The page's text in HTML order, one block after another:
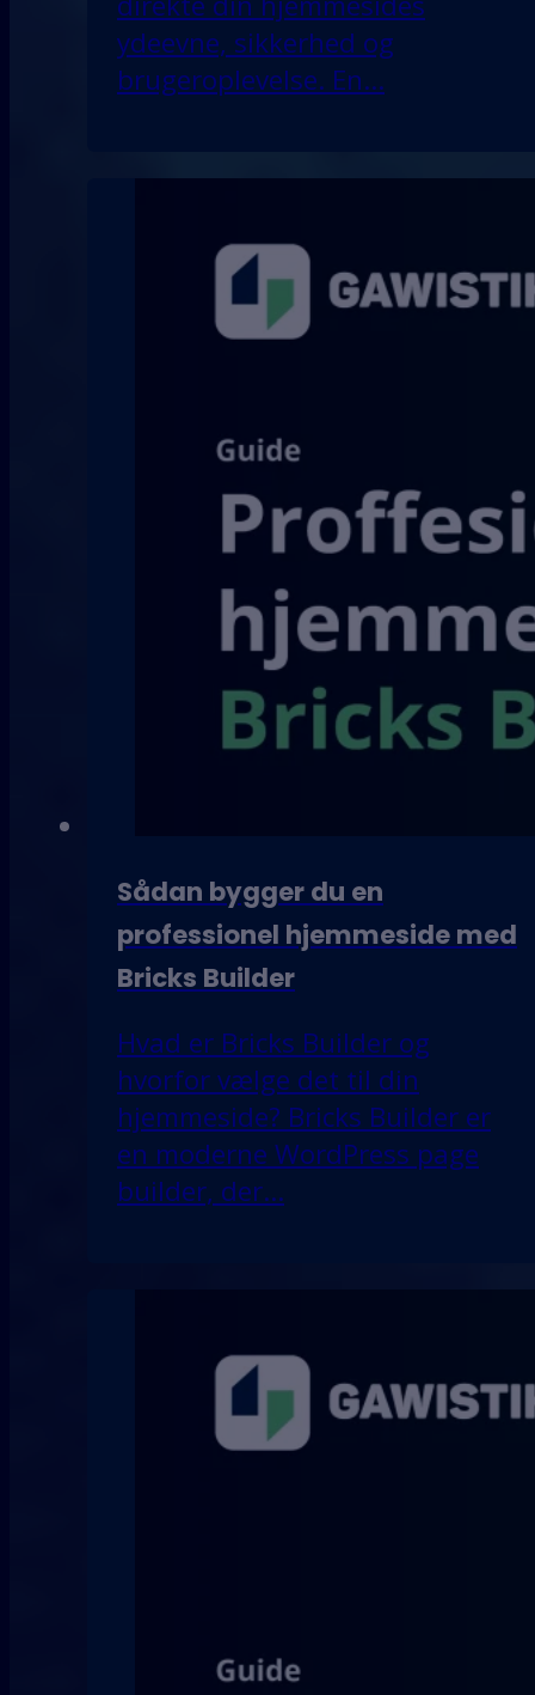
ydeevne, sikkerhed og
brugeroplevelse. En…
Sådan bygger du en
professionel hjemmeside med
Bricks Builder
Hvad er Bricks Builder og
hvorfor vælge det til din
hjemmeside? Bricks Builder er
en moderne WordPress page
builder, der…